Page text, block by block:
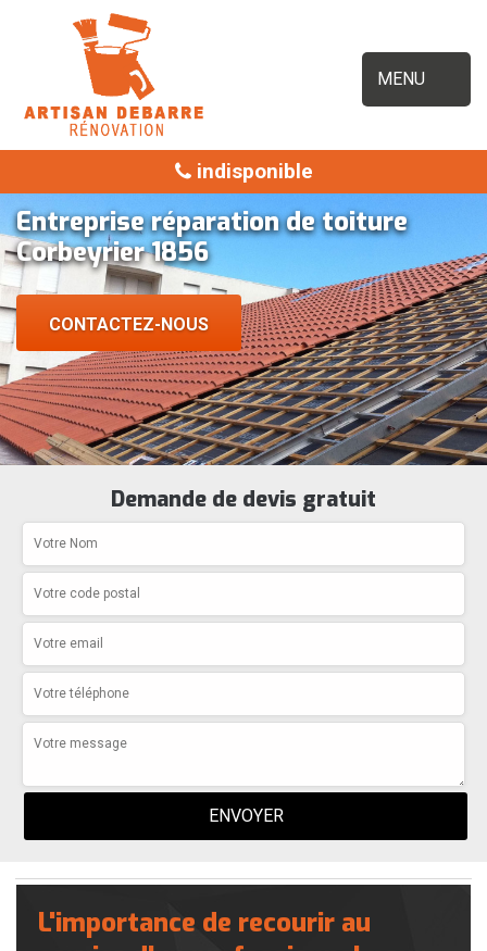
MENU
indisponible
Entreprise réparation de toiture
Corbeyrier 1856
CONTACTEZ-NOUS
Demande de devis gratuit
L'importance de recourir au